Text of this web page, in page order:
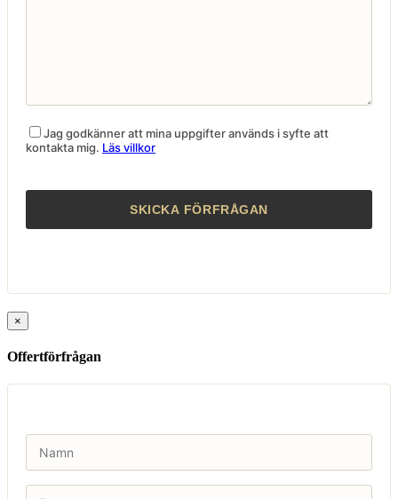
Jag godkänner att mina uppgifter används i syfte att
kontakta mig. Läs villkor
×
Offertförfrågan